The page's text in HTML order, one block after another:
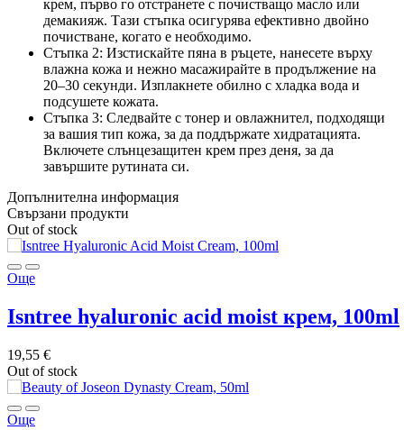
крем, първо го отстранете с почистващо масло или
демакияж. Тази стъпка осигурява ефективно двойно
почистване, когато е необходимо.
Стъпка 2: Изстискайте пяна в ръцете, нанесете върху
влажна кожа и нежно масажирайте в продължение на
20–30 секунди. Изплакнете обилно с хладка вода и
подсушете кожата.
Стъпка 3: Следвайте с тонер и овлажнител, подходящи
за вашия тип кожа, за да поддържате хидратацията.
Включете слънцезащитен крем през деня, за да
завършите рутината си.
Допълнителна информация
Свързани продукти
Out of stock
Още
isntree hyaluronic acid moist крем, 100ml
19,55 €
Out of stock
Още